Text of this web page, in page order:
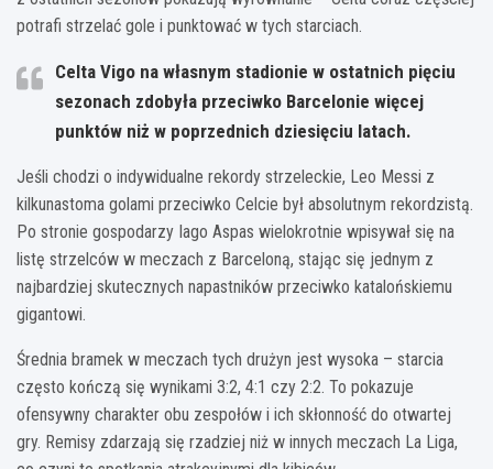
potrafi strzelać gole i punktować w tych starciach.
Celta Vigo na własnym stadionie w ostatnich pięciu
sezonach zdobyła przeciwko Barcelonie więcej
punktów niż w poprzednich dziesięciu latach.
Jeśli chodzi o indywidualne rekordy strzeleckie, Leo Messi z
kilkunastoma golami przeciwko Celcie był absolutnym rekordzistą.
Po stronie gospodarzy Iago Aspas wielokrotnie wpisywał się na
listę strzelców w meczach z Barceloną, stając się jednym z
najbardziej skutecznych napastników przeciwko katalońskiemu
gigantowi.
Średnia bramek w meczach tych drużyn jest wysoka – starcia
często kończą się wynikami 3:2, 4:1 czy 2:2. To pokazuje
ofensywny charakter obu zespołów i ich skłonność do otwartej
gry. Remisy zdarzają się rzadziej niż w innych meczach La Liga,